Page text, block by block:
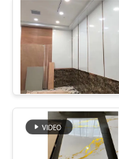
CONTRÔLE
DE
QUALITÉ
CONTACTEZ-
NOUS
PVC